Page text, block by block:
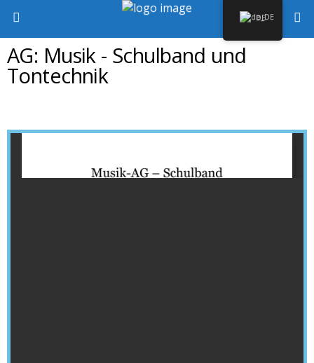
AG: Musik - Schulband und
Tontechnik
DE